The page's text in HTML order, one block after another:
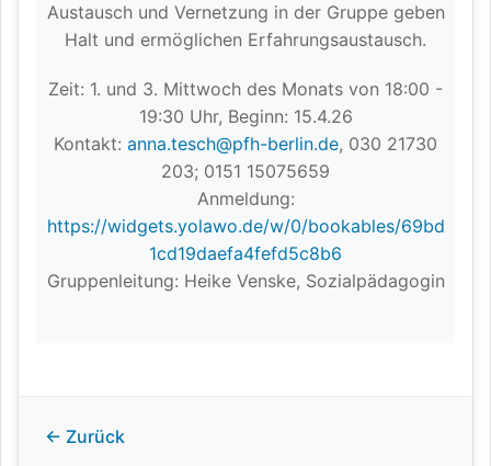
Austausch und Vernetzung in der Gruppe geben
Halt und ermöglichen Erfahrungsaustausch.
Zeit: 1. und 3. Mittwoch des Monats von 18:00 -
19:30 Uhr, Beginn: 15.4.26
Kontakt: anna.tesch@pfh-berlin.de, 030 21730
203; 0151 15075659
Anmeldung:
https://widgets.yolawo.de/w/0/bookables/69bd
1cd19daefa4fefd5c8b6
Gruppenleitung: Heike Venske, Sozialpädagogin
← Zurück